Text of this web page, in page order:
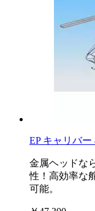
EP キャリバー
金属ヘッドな
性！高効率な
可能。